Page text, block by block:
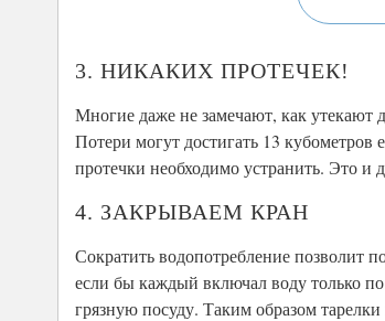
3. НИКАКИХ ПРОТЕЧЕК!
Многие даже не замечают, как утекают
Потери могут достигать 13 кубометров
протечки необходимо устранить. Это и
4. ЗАКРЫВАЕМ КРАН
Сократить водопотребление позволит
если бы каждый включал воду только
грязную посуду. Таким образом